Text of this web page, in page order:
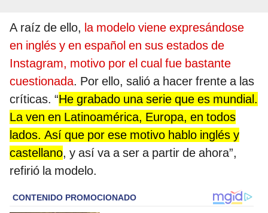
A raíz de ello, la modelo viene expresándose
en inglés y en español en sus estados de
Instagram, motivo por el cual fue bastante
cuestionada. Por ello, salió a hacer frente a las
críticas. “He grabado una serie que es mundial.
La ven en Latinoamérica, Europa, en todos
lados. Así que por ese motivo hablo inglés y
castellano, y así va a ser a partir de ahora”,
refirió la modelo.